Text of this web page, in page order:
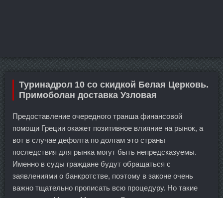
Туринадрол 10 со скидкой Белая Церковь.
Примоболан доставка Узловая
Предоставление очередного транша финансовой
помощи Греции окажет позитивное влияние на рынок, а
вот в случае дефолта по долгам это страны
последствия для рынка могут быть непредсказуемы.
Именно в суды граждане будут обращаться с
заявлениями о банкротстве, поэтому в законе очень
важно тщательно прописать всю процедуру. Но такие